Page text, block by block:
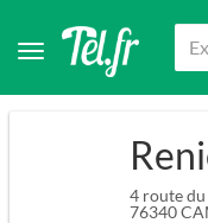
4 route du
76340